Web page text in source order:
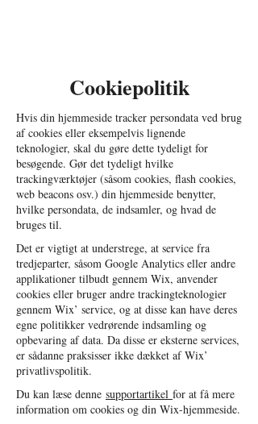
Cookiepolitik
Hvis din hjemmeside tracker persondata ved brug
af cookies eller eksempelvis lignende
teknologier, skal du gøre dette tydeligt for
besøgende. Gør det tydeligt hvilke
trackingværktøjer (såsom cookies, flash cookies,
web beacons osv.) din hjemmeside benytter,
hvilke persondata, de indsamler, og hvad de
bruges til.
Det er vigtigt at understrege, at service fra
tredjeparter, såsom Google Analytics eller andre
applikationer tilbudt gennem Wix, anvender
cookies eller bruger andre trackingteknologier
gennem Wix’ service, og at disse kan have deres
egne politikker vedrørende indsamling og
opbevaring af data. Da disse er eksterne services,
er sådanne praksisser ikke dækket af Wix’
privatlivspolitik.
Du kan læse denne supportartikel for at få mere
information om cookies og din Wix-hjemmeside.